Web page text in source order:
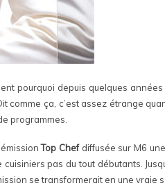
pourquoi depuis quelques années
ça, c’est assez étrange
programmes.
Top Chefdiffusée sur M6
pas du tout débutants.
se transformerait en une vraie